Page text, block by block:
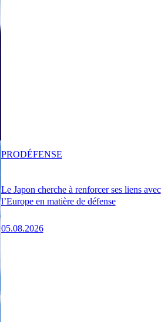
Le Japon cherche à renforcer ses liens avec
l’Europe en matière de défense
05.08.2026
PRODÉFENSE